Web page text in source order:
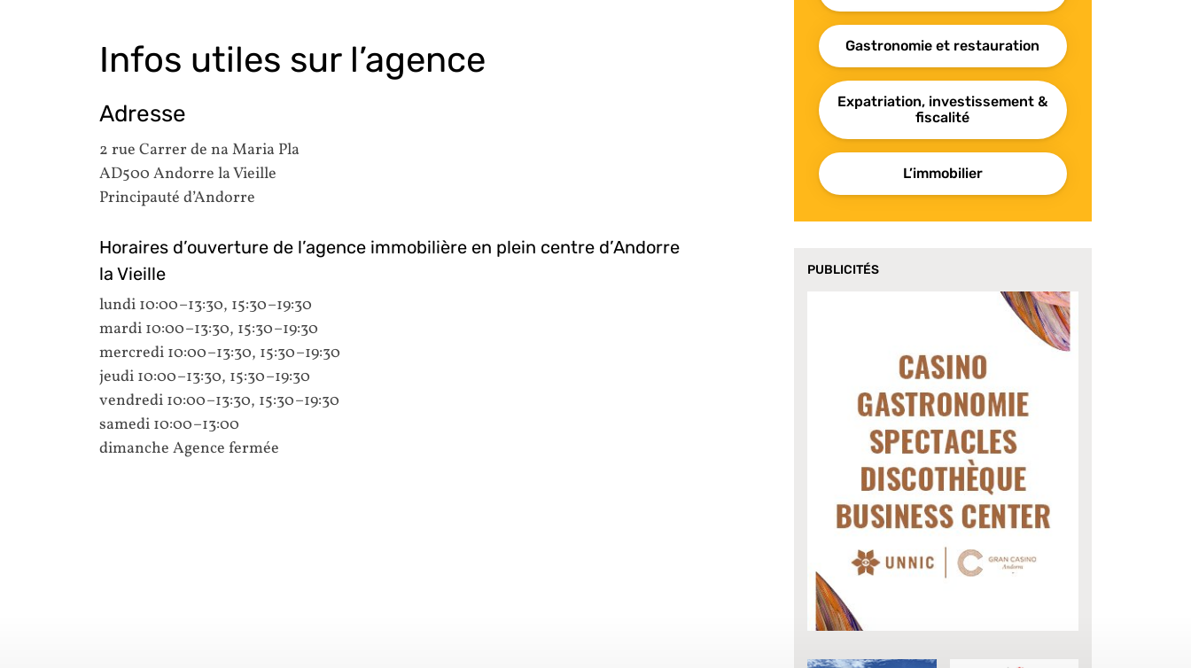
Infos utiles sur l’agence
Adresse
2 rue Carrer de na Maria Pla
AD500 Andorre la Vieille
Principauté d’Andorre
Horaires d’ouverture de l’agence immobilière en plein centre d’Andorre
la Vieille
lundi 10:00–13:30, 15:30–19:30
mardi 10:00–13:30, 15:30–19:30
mercredi 10:00–13:30, 15:30–19:30
jeudi 10:00–13:30, 15:30–19:30
vendredi 10:00–13:30, 15:30–19:30
samedi 10:00–13:00
dimanche Agence fermée
Gastronomie et restauration
Expatriation, investissement &
fiscalité
L’immobilier
PUBLICITÉS